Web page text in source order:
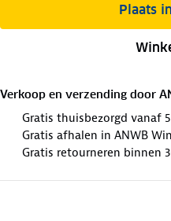
Plaats
Verkoop en verzending door
Gratis thuisbezorgd vanaf
Gratis afhalen in ANWB
Gratis retourneren binnen